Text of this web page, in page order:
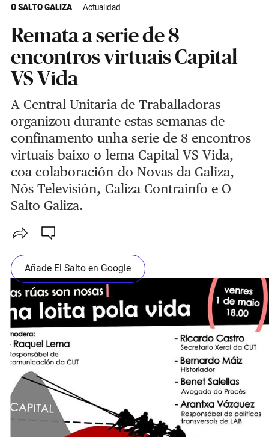
O SALTO GALIZA Actualidad
Remata a serie de 8
encontros virtuais Capital
VS Vida
A Central Unitaria de Traballadoras
organizou durante estas semanas de
confinamento unha serie de 8 encontros
virtuais baixo o lema Capital VS Vida,
coa colaboración do Novas da Galiza,
Nós Televisión, Galiza Contrainfo e O
Salto Galiza.
Añade El Salto en Google